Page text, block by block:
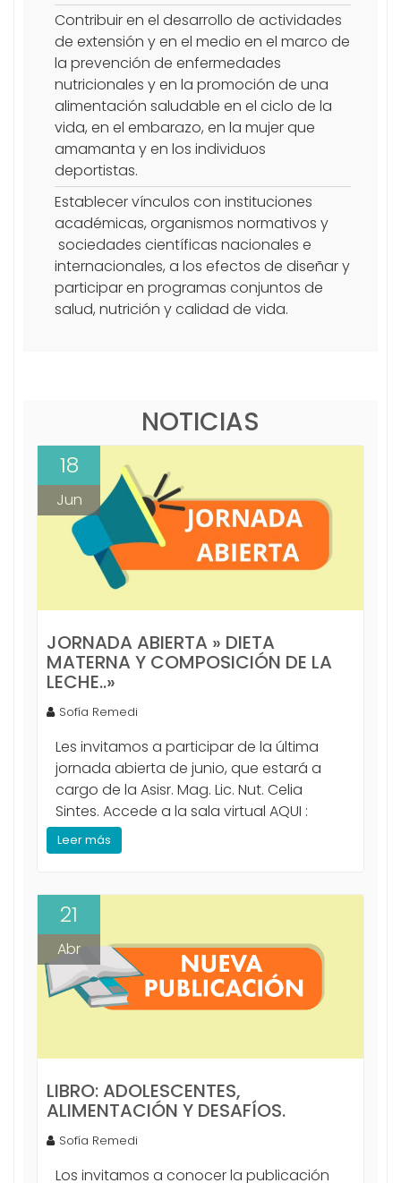
Contribuir en el desarrollo de actividades
de extensión y en el medio en el marco de
la prevención de enfermedades
nutricionales y en la promoción de una
alimentación saludable en el ciclo de la
vida, en el embarazo, en la mujer que
amamanta y en los individuos
deportistas.
Establecer vínculos con instituciones
académicas, organismos normativos y
sociedades científicas nacionales e
internacionales, a los efectos de diseñar y
participar en programas conjuntos de
salud, nutrición y calidad de vida.
NOTICIAS
18
Jun
JORNADA ABIERTA » DIETA
MATERNA Y COMPOSICIÓN DE LA
LECHE..»
Sofía Remedi
Les invitamos a participar de la última
jornada abierta de junio, que estará a
cargo de la Asisr. Mag. Lic. Nut. Celia
Sintes. Accede a la sala virtual AQUI :
Leer más
21
Abr
LIBRO: ADOLESCENTES,
ALIMENTACIÓN Y DESAFÍOS.
Sofía Remedi
Los invitamos a conocer la publicación